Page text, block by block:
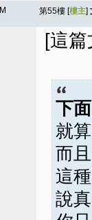
第55樓 [樓主]
[這
下
就
而
這
說